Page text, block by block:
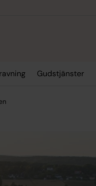
Gudstjänster